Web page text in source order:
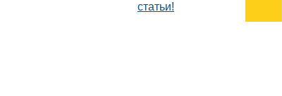
статьи!